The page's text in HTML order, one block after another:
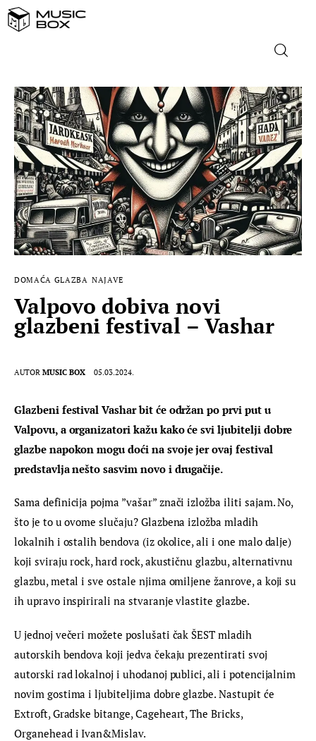
NASLOVNICA
DOMAĆA GLAZBA
STRANA GLAZBA
FILM
MUSIC BOX
DOMAĆA GLAZBA NAJAVE
Valpovo dobiva novi
glazbeni festival – Vashar
AUTOR MUSIC BOX 05.03.2024.
Glazbeni festival Vashar bit će održan po prvi put u
Valpovu, a organizatori kažu kako će svi ljubitelji dobre
glazbe napokon mogu doći na svoje jer ovaj festival
predstavlja nešto sasvim novo i drugačije.
Sama definicija pojma ”vašar” znači izložba iliti sajam. No,
što je to u ovome slučaju? Glazbena izložba mladih
lokalnih i ostalih bendova (iz okolice, ali i one malo dalje)
koji sviraju rock, hard rock, akustičnu glazbu, alternativnu
glazbu, metal i sve ostale njima omiljene žanrove, a koji su
ih upravo inspirirali na stvaranje vlastite glazbe.
U jednoj večeri možete poslušati čak ŠEST mladih
autorskih bendova koji jedva čekaju prezentirati svoj
autorski rad lokalnoj i uhodanoj publici, ali i potencijalnim
novim gostima i ljubiteljima dobre glazbe. Nastupit će
Extroft, Gradske bitange, Cageheart, The Bricks,
Organehead i Ivan&Mislav.